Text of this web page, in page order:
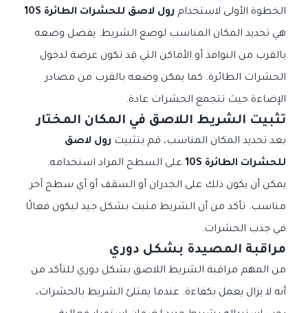
الخطوة الأولى لاستخدام رول لاصق للحشرات الطائرة 10S
هي تحديد المكان المناسب لوضع الشريط. يفضل وضعه
بالقرب من النوافذ أو الأماكن التي قد تكون عرضة لدخول
الحشرات الطائرة. كما يمكن وضعه بالقرب من مصادر
الإضاءة حيث تتجمع الحشرات عادة.
تثبيت الشريط اللاصق في المكان المختار
بعد تحديد المكان المناسب، قم بتثبيت رول لاصق
للحشرات الطائرة 10S
على السطح المراد استخدامه.
يمكن أن يكون ذلك على الجدران أو السقف أو أي سطح آخر
مناسب. تأكد من أن الشريط مثبت بشكل جيد ليكون فعالًا
في جذب الحشرات.
مراقبة المصيدة بشكل دوري
من المهم مراقبة الشريط اللاصق بشكل دوري للتأكد من
أنه لا يزال يعمل بكفاءة. عندما يمتلئ الشريط بالحشرات،